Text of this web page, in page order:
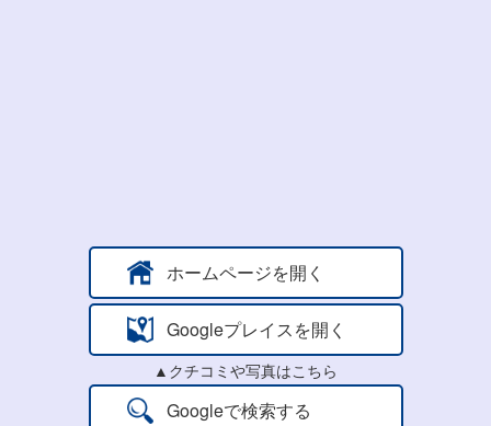
ホームページを開く
Googleプレイスを開く
▲クチコミや写真はこちら
Googleで検索する